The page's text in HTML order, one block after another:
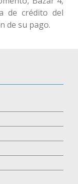
de crédito del
de su pago.